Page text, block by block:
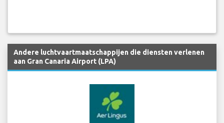
Andere luchtvaartmaatschappijen die diensten verlenen
aan Gran Canaria Airport (LPA)